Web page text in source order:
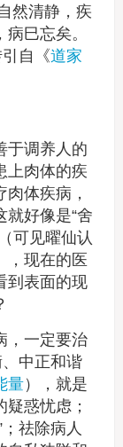
然清静，疾
巳忘矣。
自《道家
于调养人的
上肉体的疾
体疾病，
好像是“舍
可见曜仙认
，现在的医
到表面的现
，一定要治
中正和谐
量），就是
惑忧虑；
祛除病人